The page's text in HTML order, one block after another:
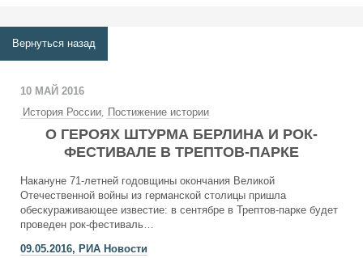
Вернуться назад
10 МАЙ 2016
История России, Постижение истории
О ГЕРОЯХ ШТУРМА БЕРЛИНА И РОК-
ФЕСТИВАЛЕ В ТРЕПТОВ-ПАРКЕ
Накануне 71-летней годовщины окончания Великой
Отечественной войны из германской столицы пришла
обескураживающее известие: в сентябре в Трептов-парке будет
проведен рок-фестиваль…
09.05.2016, РИА Новости